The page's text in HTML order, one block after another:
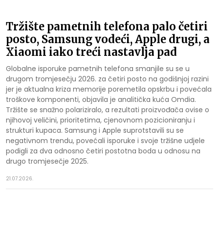
Tržište pametnih telefona palo četiri
posto, Samsung vodeći, Apple drugi, a
Xiaomi iako treći nastavlja pad
Globalne isporuke pametnih telefona smanjile su se u
drugom tromjesečju 2026. za četiri posto na godišnjoj razini
jer je aktualna kriza memorije poremetila opskrbu i povećala
troškove komponenti, objavila je analitička kuća Omdia.
Tržište se snažno polariziralo, a rezultati proizvođača ovise o
njihovoj veličini, prioritetima, cjenovnom pozicioniranju i
strukturi kupaca. Samsung i Apple suprotstavili su se
negativnom trendu, povećali isporuke i svoje tržišne udjele
podigli za dva odnosno četiri postotna boda u odnosu na
drugo tromjesečje 2025.
21.07.2026.